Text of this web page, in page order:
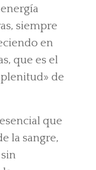
siempre
en
que es el
de
que
la sangre,